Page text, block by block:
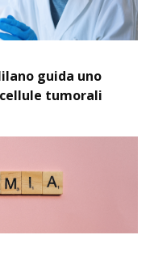
guida uno
tumorali